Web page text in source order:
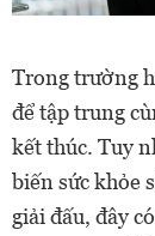
Trong trường
để tập trung
kết thúc. Tuy
biến sức khỏe
giải đấu, đây